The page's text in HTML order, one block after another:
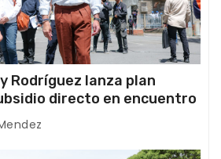
Rodríguez lanza plan
directo en encuentro